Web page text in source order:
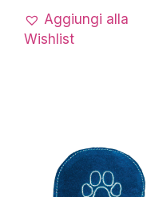
Aggiungi alla
Wishlist